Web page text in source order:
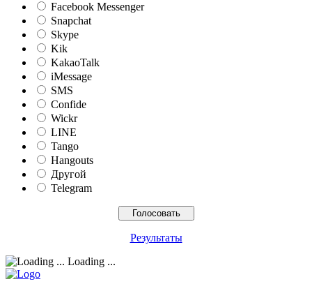
Facebook Messenger
Snapchat
Skype
Kik
KakaoTalk
iMessage
SMS
Confide
Wickr
LINE
Tango
Hangouts
Другой
Telegram
Результаты
Loading ...